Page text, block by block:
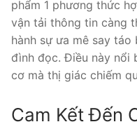
phẩm 1 phương thức
vận tải thông tin càng
hành sự ưa mê say
đình đọc. Điều này nổi
cơ mà thị giác chiếm
Cam Kết Đến